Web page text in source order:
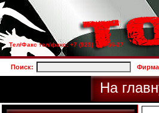
Тел/Факс тел/факс: +7 (925) 733-66-27
Поиск:
На